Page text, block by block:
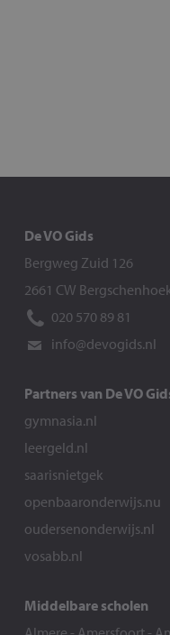
De VO Gids
Bergweg Zuid 126
2661 CW
020 570 89 81
info@devogids.nl
Partners van De VO
gymnasia.nl
leergeld.nl
saarisnietgek
openbaaronderwijs.nu
oudersenonderwijs.nl
vosabb.nl
Middelbare scholen